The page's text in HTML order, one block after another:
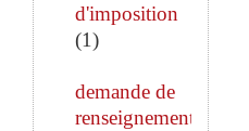
d'imposition
(1)
demande de
renseignements